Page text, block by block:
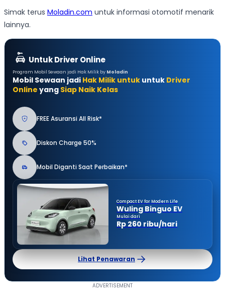
Simak terus Moladin.com untuk informasi otomotif menarik
lainnya.
Untuk Driver Online
Program Mobil Sewaan jadi Hak Milik by Moladin
Mobil Sewaan jadi Hak Milik untuk untuk Driver
Online yang Siap Naik Kelas
FREE Asuransi All Risk*
Diskon Charge 50%
Mobil Diganti Saat Perbaikan*
Compact EV for Modern Life
Wuling Binguo EV
Mulai dari
Rp 260 ribu/hari
Lihat Penawaran